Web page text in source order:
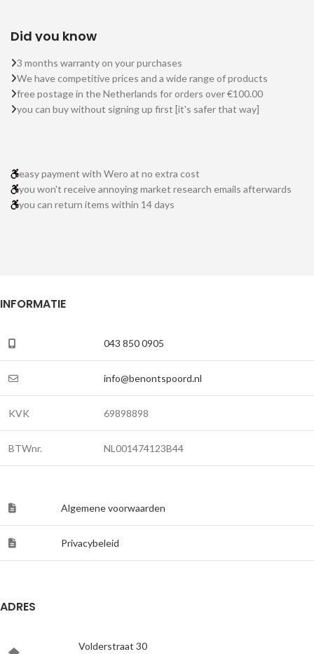
Did you know
3 months warranty on your purchases
We have competitive prices and a wide range of products
free postage in the Netherlands for orders over €100.00
you can buy without signing up first [it's safer that way]
easy payment with Wero at no extra cost
you won't receive annoying market research emails afterwards
you can return items within 14 days
INFORMATIE
043 850 0905
info@benontspoord.nl
KVK 69898898
BTWnr. NL001474123B44
Algemene voorwaarden
Privacybeleid
ADRES
Volderstraat 30